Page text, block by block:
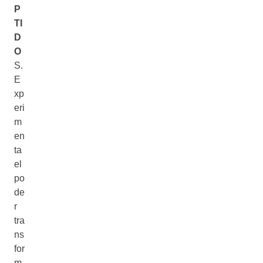
P
TI
D
O
S.
E
xp
eri
m
en
ta
el
po
de
r
tra
ns
for